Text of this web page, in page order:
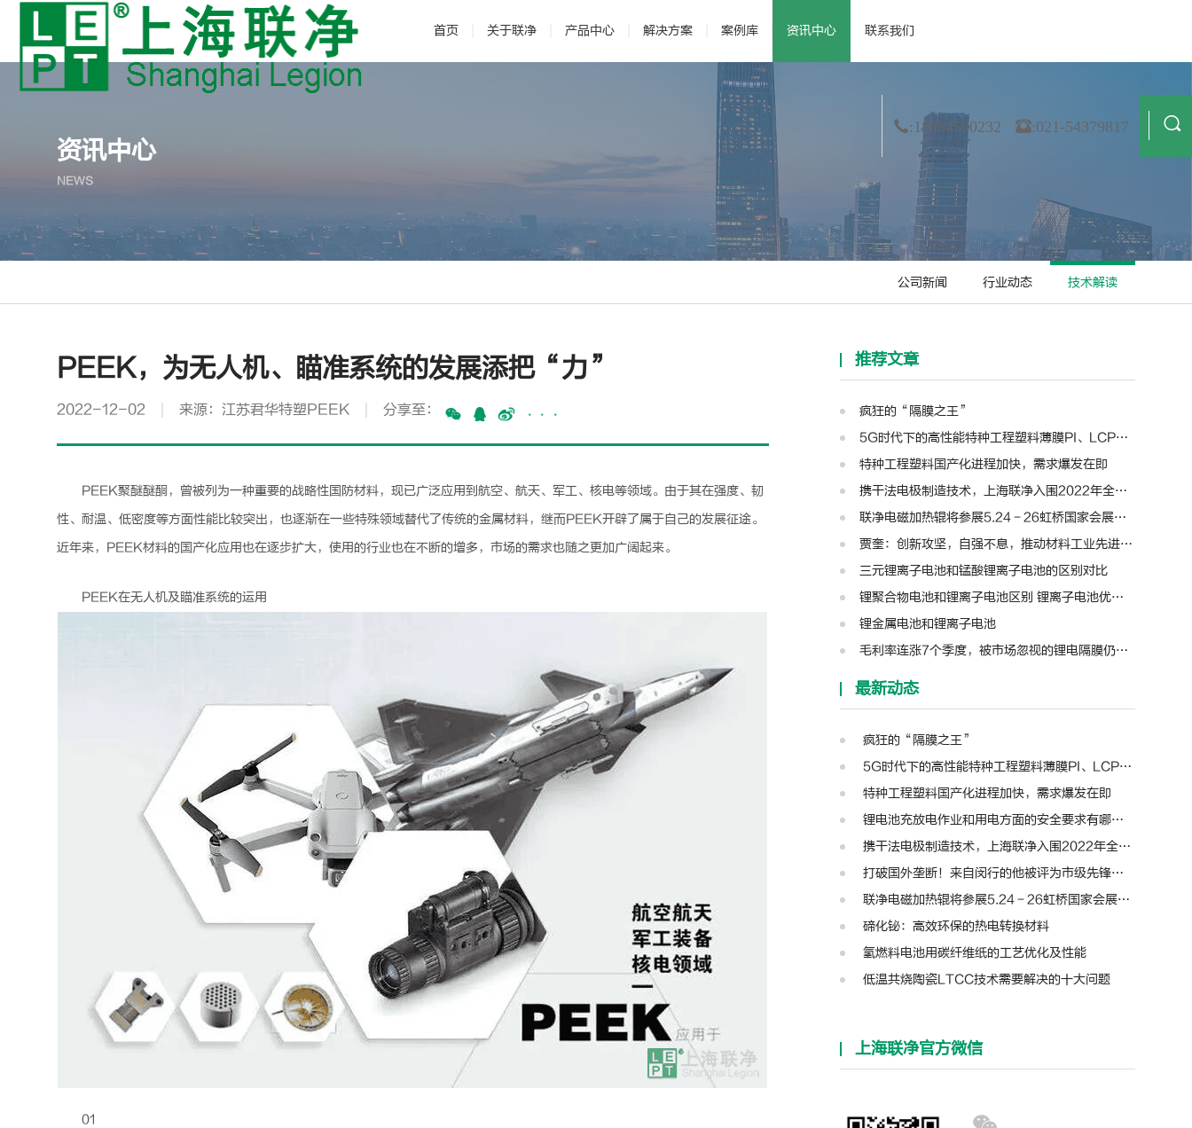
首页 关于联净
· 研发与专利
产品中心 解决方案
· 新材料
案例库 资讯中心 联系我们
:18964530232 :021-54379817
资讯中心
NEWS
公司新闻 行业动态 技术解读
PEEK，为无人机、瞄准系统的发展添把“力”
2022-12-02 来源：江苏君华特塑PEEK 分享至： ···
PEEK聚醚醚酮，曾被列为一种重要的战略性国防材料，现已广泛应用到航空、航天、军工、核电等领域。由于其在强度、韧
性、耐温、低密度等方面性能比较突出，也逐渐在一些特殊领域替代了传统的金属材料，继而PEEK开辟了属于自己的发展征途。
近年来， PEEK材料的国产化应用也在逐步扩大，使用的行业也在不断的增多，市场的需求也随之更加广阔起来。
PEEK在无人机及瞄准系统的运用
01
推荐文章
疯狂的“隔膜之王”
5G时代下的高性能特种工程塑料薄膜PI、LCP、PTFE、PPS、PEEK、PEN
特种工程塑料国产化进程加快，需求爆发在即
携干法电极制造技术，上海联净入围2022年全国颠覆性技术创新大赛
联净电磁加热辊将参展5.24－26虹桥国家会展中心第十三届模切展
贾奎：创新攻坚，自强不息，推动材料工业先进装备迈向新高度 | 高转先锋人物
三元锂离子电池和锰酸锂离子电池的区别对比
锂聚合物电池和锂离子电池区别 锂离子电池优缺点和充电注意
锂金属电池和锂离子电池
毛利率连涨7个季度，被市场忽视的锂电隔膜仍是盈利王者？| 见智研究
最新动态
疯狂的“隔膜之王”
5G时代下的高性能特种工程塑料薄膜PI、LCP、PTFE、PPS、PEEK、PEN
特种工程塑料国产化进程加快，需求爆发在即
锂电池充放电作业和用电方面的安全要求有哪些？
携干法电极制造技术，上海联净入围2022年全国颠覆性技术创新大赛
打破国外垄断！来自闵行的他被评为市级先锋人物
联净电磁加热辊将参展5.24－26虹桥国家会展中心第十三届模切展
碲化铋：高效环保的热电转换材料
氢燃料电池用碳纤维纸的工艺优化及性能
低温共烧陶瓷LTCC技术需要解决的十大问题
上海联净官方微信